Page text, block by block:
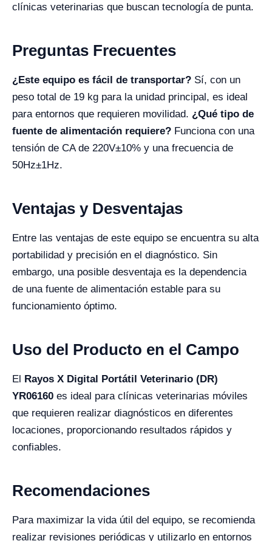
clínicas veterinarias que buscan tecnología de punta.
Preguntas Frecuentes
¿Este equipo es fácil de transportar? Sí, con un
peso total de 19 kg para la unidad principal, es ideal
para entornos que requieren movilidad. ¿Qué tipo de
fuente de alimentación requiere? Funciona con una
tensión de CA de 220V±10% y una frecuencia de
50Hz±1Hz.
Ventajas y Desventajas
Entre las ventajas de este equipo se encuentra su alta
portabilidad y precisión en el diagnóstico. Sin
embargo, una posible desventaja es la dependencia
de una fuente de alimentación estable para su
funcionamiento óptimo.
Uso del Producto en el Campo
El Rayos X Digital Portátil Veterinario (DR)
YR06160 es ideal para clínicas veterinarias móviles
que requieren realizar diagnósticos en diferentes
locaciones, proporcionando resultados rápidos y
confiables.
Recomendaciones
Para maximizar la vida útil del equipo, se recomienda
realizar revisiones periódicas y utilizarlo en entornos